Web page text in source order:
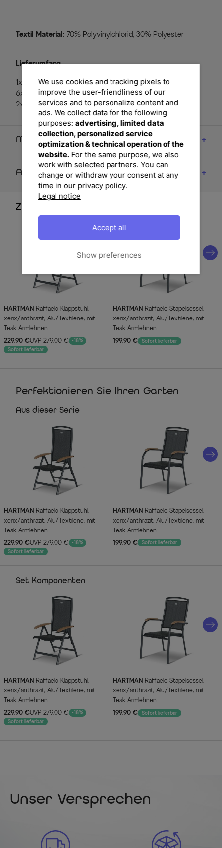
Textil Material: 70% Polyvinylchlorid, 30% Polyester
Lieferumfang
1x Esstisch Xanadu, ca. 220 x 100 cm (65027210)
6x Stapelsessel Raffaelo, xerix / anthrazit (62207210)
2x Klappstühle Raffaelo, xerix / anthrazit (62206210)
Maße
Artikelmerkmale & Materialien
Zubehör
HARTMAN
xerix/anthrazit, Alu/Textilene, mit
Teak-Armlehnen
229,90 €UVP 279,00 € -18%
Sofort lieferbar
HARTMAN
xerix/anthrazit, Alu/Textilene, mit
Teak-Armlehnen
199,90 €
Sofort lieferbar
Perfektionieren Sie Ihren Garten
Aus dieser Serie
HARTMAN
xerix/anthrazit, Alu/Textilene, mit
Teak-Armlehnen
229,90 €UVP 279,00 € -18%
Sofort lieferbar
HARTMAN
xerix/anthrazit, Alu/Textilene, mit
Teak-Armlehnen
199,90 €
Sofort lieferbar
Set Komponenten
HARTMAN
xerix/anthrazit, Alu/Textilene, mit
Teak-Armlehnen
229,90 €UVP 279,00 € -18%
Sofort lieferbar
HARTMAN
xerix/anthrazit, Alu/Textilene, mit
Teak-Armlehnen
199,90 €
Sofort lieferbar
Unser Versprechen
We use cookies and tracking pixels to
improve the user-friendliness of our
services and to personalize content and
ads. We collect data for the following
purposes: advertising, limited data
collection, personalized service
optimization & technical operation of the
website.For the same purpose, we also
work with selected partners. You can
change or withdraw your consent at any
time in our privacy policy.
Legal notice
Show preferences
Accept all